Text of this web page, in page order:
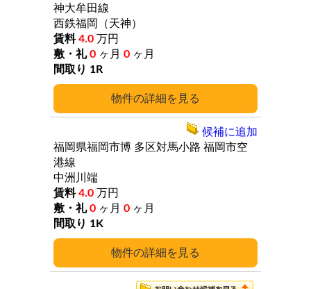
詳細
神大牟田線
西鉄福岡（天神）
4.0 万円
0 ヶ月 0 ヶ月
1R
詳細
福岡県福岡市博 多区対馬小路 福岡市空
港線
中洲川端
4.0 万円
0 ヶ月 0 ヶ月
1K
候補に追加